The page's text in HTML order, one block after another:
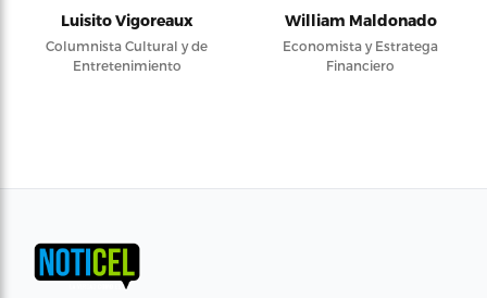
Luisito Vigoreaux
Columnista Cultural y de
Entretenimiento
William Maldonado
Economista y Estratega
Financiero